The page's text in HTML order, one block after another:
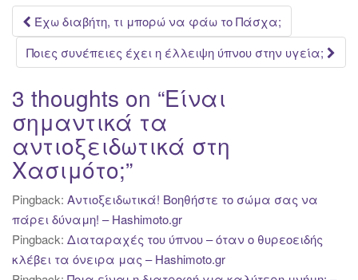
Post
navigation
Έχω διαβήτη, τι μπορώ να φάω το Πάσχα;
Ποιες συνέπειες έχει η έλλειψη ύπνου στην υγεία;
3 thoughts on “Είναι
σημαντικά τα
αντιοξειδωτικά στη
Χασιμότο;”
Pingback: Αντιοξειδωτικά! Βοηθήστε το σώμα σας να
πάρει δύναμη! – Hashimoto.gr
Pingback: Διαταραχές του ύπνου – όταν ο θυρεοειδής
κλέβει τα όνειρα μας – Hashimoto.gr